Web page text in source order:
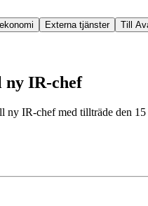
Externa tjänster
Till
ny IR-chef
ny IR-chef med tillträde den 15